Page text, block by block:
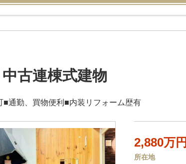
古連棟式建物
通勤、買物便利■内装リフォーム歴有
2,880万円
所在地